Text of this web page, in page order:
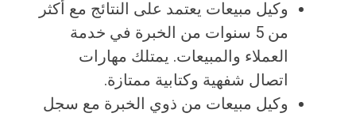
وكيل مبيعات يعتمد على النتائج مع أكثر
من 5 سنوات من الخبرة في خدمة
العملاء والمبيعات. يمتلك مهارات
اتصال شفهية وكتابية ممتازة.
وكيل مبيعات من ذوي الخبرة مع سجل